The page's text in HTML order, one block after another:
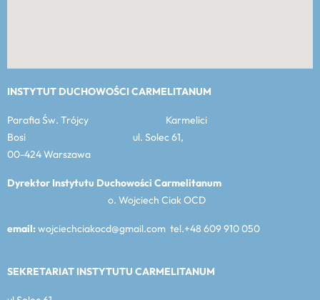
INSTYTUT DUCHOWOŚCI CARMELITANUM
Parafia Św. Trójcy Karmelici
Bosi ul. Solec 61,
00-424 Warszawa
Dyrektor Instytutu Duchowości Carmelitanum
o. Wojciech Ciak OCD
email:wojciechciakocd@gmail.com tel.+48 609 910 050
SEKRETARIAT INSTYTUTU CARMELITANUM